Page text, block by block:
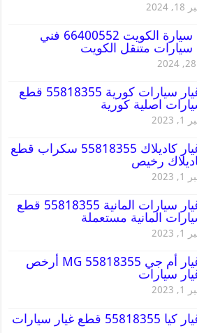
تظليل سيارة الكويت 66400552 فني
سيارات متنقل الكويت
قطع غيار سيارات كورية 55818355 قطع
اصلية كورية
قطع غيار كاديلاك 55818355 سكراب قطع
رخيص
قطع غيار سيارات المانية 55818355 قطع
المانية مستعملة
قطع غيار أم جي MG 55818355 أرخص
سيارات
قطع غيار كيا 55818355 قطع غيار سيارات